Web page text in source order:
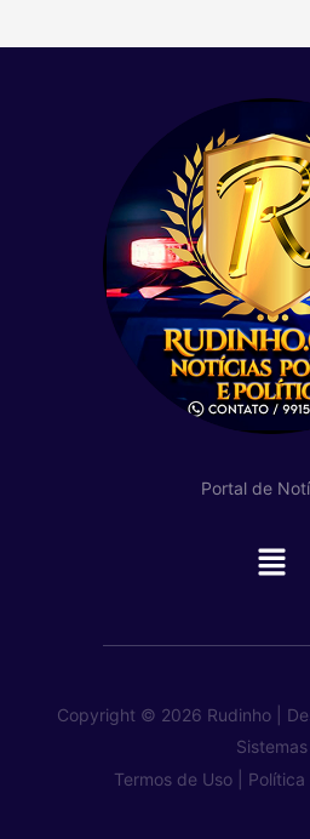
Portal de
Main
Copyright © 2026 Rudinho |
Sistemas
Termos de Uso |